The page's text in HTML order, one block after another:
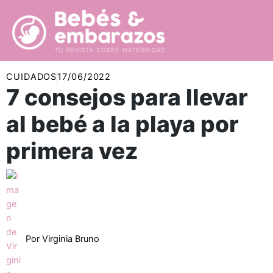
contenido
CUIDADOS17/06/2022
7 consejos para llevar
al bebé a la playa por
primera vez
Por Virginia Bruno